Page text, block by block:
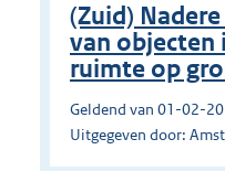
(Zuid)
van objecten
ruimte op
Geldend van 01-02-
Uitgegeven door: